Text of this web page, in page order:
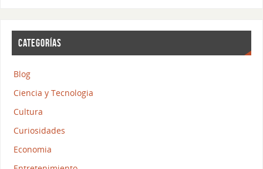
CATEGORÍAS
Blog
Ciencia y Tecnologia
Cultura
Curiosidades
Economia